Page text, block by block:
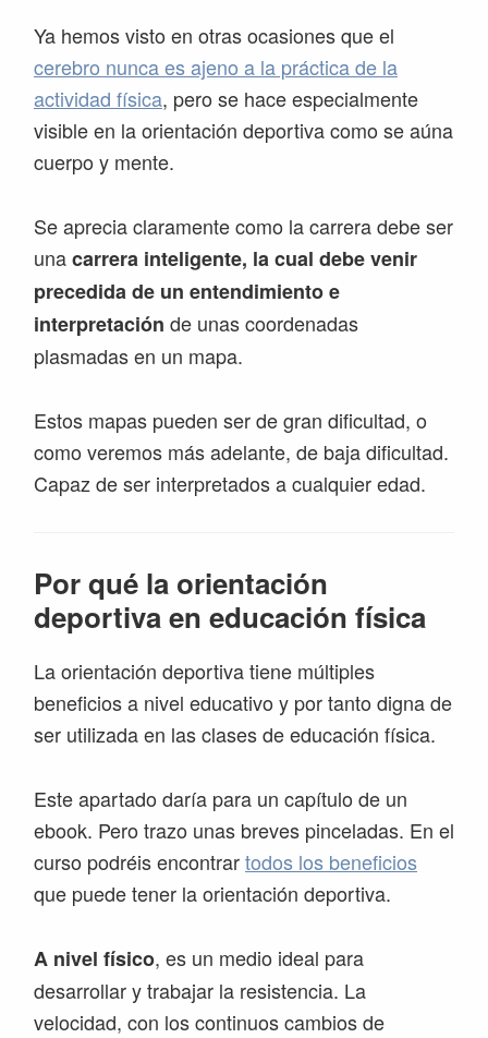
Ya hemos visto en otras ocasiones que el
cerebro nunca es ajeno a la práctica de la
actividad física, pero se hace especialmente
visible en la orientación deportiva como se aúna
cuerpo y mente.
Se aprecia claramente como la carrera debe ser
unacarrera inteligente, la cual debe venir
precedida de un entendimiento e
interpretación de unas coordenadas
plasmadas en un mapa.
Estos mapas pueden ser de gran dificultad, o
como veremos más adelante, de baja dificultad.
Capaz de ser interpretados a cualquier edad.
Por qué la orientación
deportiva en educación física
La orientación deportiva tiene múltiples
beneficios a nivel educativo y por tanto digna de
ser utilizada en las clases de educación física.
Este apartado daría para un capítulo de un
ebook. Pero trazo unas breves pinceladas. En el
curso podréis encontrartodos los beneficios
que puede tener la orientación deportiva.
A nivel físico, es un medio ideal para
desarrollar y trabajar la resistencia. La
velocidad, con los continuos cambios de